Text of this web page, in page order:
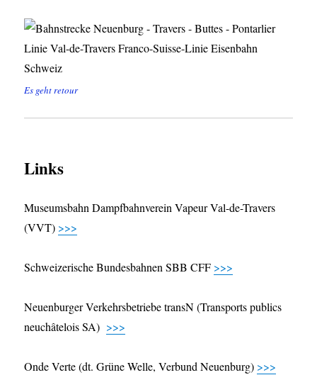
Es geht retour
Links
Museumsbahn Dampfbahnverein Vapeur Val-de-Travers
(VVT) >>>
Schweizerische Bundesbahnen SBB CFF >>>
Neuenburger Verkehrsbetriebe transN (Transports publics
neuchâtelois SA) >>>
Onde Verte (dt. Grüne Welle, Verbund Neuenburg) >>>